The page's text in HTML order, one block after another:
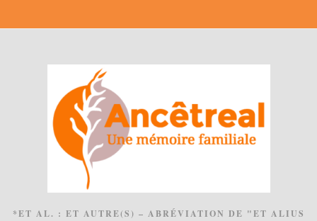
*ET AL. : ET AUTRE(S) – ABRÉVIATION DE "ET ALIUS